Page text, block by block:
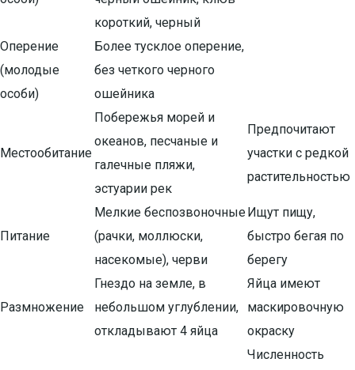
короткий, черный
Оперение
(молодые
особи)
Более тусклое оперение,
без четкого черного
ошейника
Местообитание
Побережья морей и
океанов, песчаные и
галечные пляжи,
эстуарии рек
Предпочитают
участки с редкой
растительностью
Питание
Мелкие беспозвоночные
(рачки, моллюски,
насекомые), черви
Ищут пищу,
быстро бегая по
берегу
Размножение
Гнездо на земле, в
небольшом углублении,
откладывают 4 яйца
Яйца имеют
маскировочную
окраску
Численность